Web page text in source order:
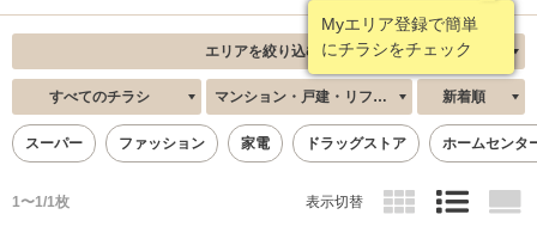
Myエリア登録で簡単
にチラシをチェック
エリアを絞り込む
すべてのチラシ マンション・戸建・リフォーム・レンタル収納 新着順
スーパー ファッション 家電 ドラッグストア ホームセンタ
1〜1/1枚 表示切替